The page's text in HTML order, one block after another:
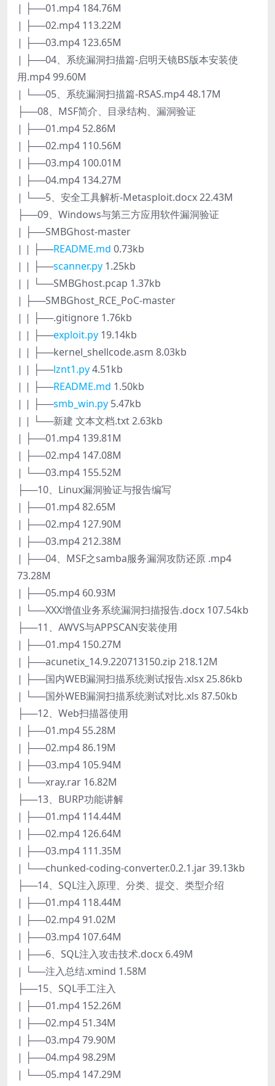
| ├──01.mp4 184.76M
| ├──02.mp4 113.22M
| ├──03.mp4 123.65M
| ├──04、系统漏洞扫描篇-启明天镜BS版本安装使
用.mp4 99.60M
| └──05、系统漏洞扫描篇-RSAS.mp4 48.17M
├──08、MSF简介、目录结构、漏洞验证
| ├──01.mp4 52.86M
| ├──02.mp4 110.56M
| ├──03.mp4 100.01M
| ├──04.mp4 134.27M
| └──5、安全工具解析-Metasploit.docx 22.43M
├──09、Windows与第三方应用软件漏洞验证
| ├──SMBGhost-master
| | ├──README.md 0.73kb
| | ├──scanner.py 1.25kb
| | └──SMBGhost.pcap 1.37kb
| ├──SMBGhost_RCE_PoC-master
| | ├──.gitignore 1.76kb
| | ├──exploit.py 19.14kb
| | ├──kernel_shellcode.asm 8.03kb
| | ├──lznt1.py4.51kb
| | ├──README.md 1.50kb
| | ├──smb_win.py 5.47kb
| | └──新建 文本文档.txt 2.63kb
| ├──01.mp4 139.81M
| ├──02.mp4 147.08M
| └──03.mp4 155.52M
├──10、Linux漏洞验证与报告编写
| ├──01.mp4 82.65M
| ├──02.mp4 127.90M
| ├──03.mp4 212.38M
| ├──04、MSF之samba服务漏洞攻防还原 .mp4
73.28M
| ├──05.mp4 60.93M
| └──XXX增值业务系统漏洞扫描报告.docx 107.54kb
├──11、AWVS与APPSCAN安装使用
| ├──01.mp4 150.27M
| ├──acunetix_14.9.220713150.zip 218.12M
| ├──国内WEB漏洞扫描系统测试报告.xlsx 25.86kb
| └──国外WEB漏洞扫描系统测试对比.xls 87.50kb
├──12、Web扫描器使用
| ├──01.mp4 55.28M
| ├──02.mp4 86.19M
| ├──03.mp4 105.94M
| └──xray.rar 16.82M
├──13、BURP功能讲解
| ├──01.mp4 114.44M
| ├──02.mp4 126.64M
| ├──03.mp4 111.35M
| └──chunked-coding-converter.0.2.1.jar 39.13kb
├──14、SQL注入原理、分类、提交、类型介绍
| ├──01.mp4 118.44M
| ├──02.mp4 91.02M
| ├──03.mp4 107.64M
| ├──6、SQL注入攻击技术.docx 6.49M
| └──注入总结.xmind 1.58M
├──15、SQL手工注入
| ├──01.mp4 152.26M
| ├──02.mp4 51.34M
| ├──03.mp4 79.90M
| ├──04.mp4 98.29M
| └──05.mp4 147.29M